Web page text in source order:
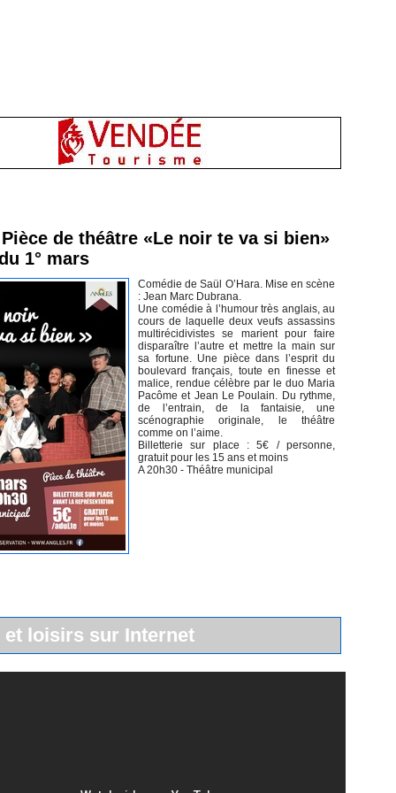
de théâtre «Le noir te va si bien»
1° mars
Comédie de Saül O’Hara. Mise en scène
: Jean Marc Dubrana.
Une comédie à l’humour très anglais, au
cours de laquelle deux veufs assassins
multirécidivistes se marient pour faire
disparaître l’autre et mettre la main sur
sa fortune. Une pièce dans l’esprit du
boulevard français, toute en finesse et
malice, rendue célèbre par le duo Maria
Pacôme et Jean Le Poulain. Du rythme,
de l’entrain, de la fantaisie, une
scénographie originale, le théâtre
comme on l’aime.
Billetterie sur place : 5€ / personne,
gratuit pour les 15 ans et moins
A 20h30 - Théâtre municipal
et loisirs sur Internet